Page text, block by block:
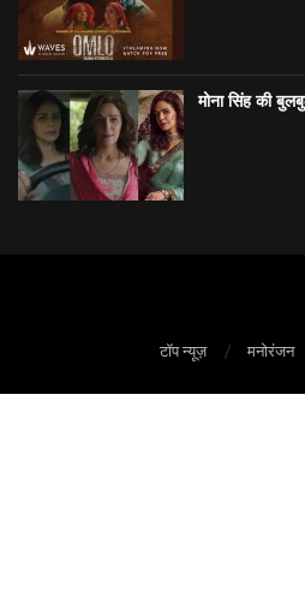
मोना सिंह की
टॉप न्यूज़ मनोरंजन